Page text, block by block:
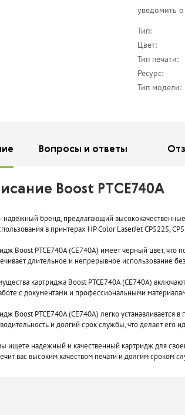
уведомить
Тип:
Цвет:
Тип печати:
Ресурс:
Тип модели:
Вопросы и ответы
Boost PTCE740A
надежный бренд, предлагающий
в принтерах HP Color LaserJet CP5225,
Boost PTCE740A (CE740A) имеет черный цвет, что
длительное и непрерывное использование
картриджа Boost PTCE740A (CE740A)
с документами и профессиональными
Boost PTCE740A (CE740A) легко
и долгий срок службы, что делает
ищете надежный и качественный картридж для
вас высоким качеством печати и долгим сроком